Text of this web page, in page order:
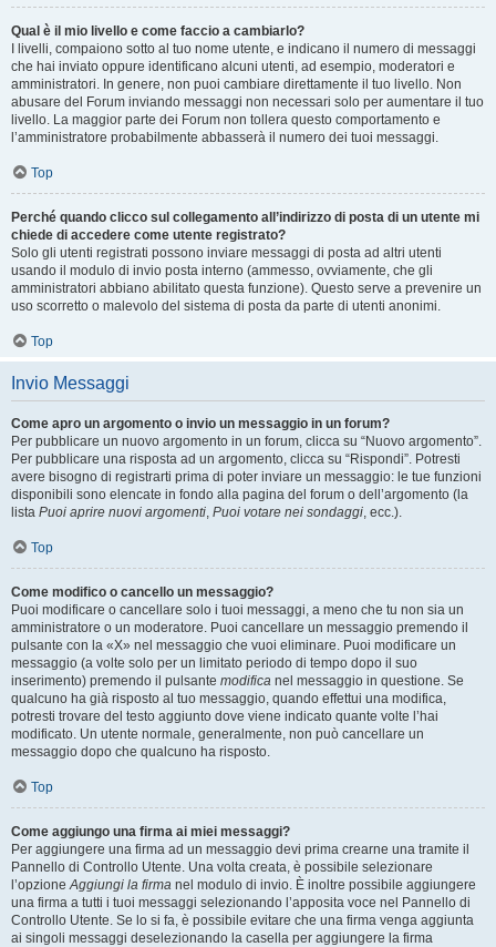
Qual è il mio livello e come faccio a cambiarlo?
I livelli, compaiono sotto al tuo nome utente, e indicano il numero di messaggi
che hai inviato oppure identificano alcuni utenti, ad esempio, moderatori e
amministratori. In genere, non puoi cambiare direttamente il tuo livello. Non
abusare del Forum inviando messaggi non necessari solo per aumentare il tuo
livello. La maggior parte dei Forum non tollera questo comportamento e
l’amministratore probabilmente abbasserà il numero dei tuoi messaggi.
Top
Perché quando clicco sul collegamento all’indirizzo di posta di un utente mi
chiede di accedere come utente registrato?
Solo gli utenti registrati possono inviare messaggi di posta ad altri utenti
usando il modulo di invio posta interno (ammesso, ovviamente, che gli
amministratori abbiano abilitato questa funzione). Questo serve a prevenire un
uso scorretto o malevolo del sistema di posta da parte di utenti anonimi.
Top
Invio Messaggi
Come apro un argomento o invio un messaggio in un forum?
Per pubblicare un nuovo argomento in un forum, clicca su “Nuovo argomento”.
Per pubblicare una risposta ad un argomento, clicca su “Rispondi”. Potresti
avere bisogno di registrarti prima di poter inviare un messaggio: le tue funzioni
disponibili sono elencate in fondo alla pagina del forum o dell’argomento (la
lista Puoi aprire nuovi argomenti, Puoi votare nei sondaggi, ecc.).
Top
Come modifico o cancello un messaggio?
Puoi modificare o cancellare solo i tuoi messaggi, a meno che tu non sia un
amministratore o un moderatore. Puoi cancellare un messaggio premendo il
pulsante con la «X» nel messaggio che vuoi eliminare. Puoi modificare un
messaggio (a volte solo per un limitato periodo di tempo dopo il suo
inserimento) premendo il pulsante modifica nel messaggio in questione. Se
qualcuno ha già risposto al tuo messaggio, quando effettui una modifica,
potresti trovare del testo aggiunto dove viene indicato quante volte l’hai
modificato. Un utente normale, generalmente, non può cancellare un
messaggio dopo che qualcuno ha risposto.
Top
Come aggiungo una firma ai miei messaggi?
Per aggiungere una firma ad un messaggio devi prima crearne una tramite il
Pannello di Controllo Utente. Una volta creata, è possibile selezionare
l’opzioneAggiungi la firma nel modulo di invio. È inoltre possibile aggiungere
una firma a tutti i tuoi messaggi selezionando l’apposita voce nel Pannello di
Controllo Utente. Se lo si fa, è possibile evitare che una firma venga aggiunta
ai singoli messaggi deselezionando la casella per aggiungere la firma